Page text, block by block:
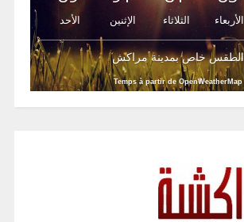
الأحد الإثنين الثلاثاء الأربعاء
الطقس خاص بمدينة مراكش
Temps à partir de OpenWeatherMap